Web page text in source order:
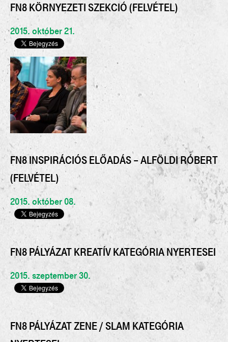
FN8 KÖRNYEZETI SZEKCIÓ (FELVÉTEL)
2015. október 21.
FN8 INSPIRÁCIÓS ELŐADÁS – ALFÖLDI RÓBERT
(FELVÉTEL)
2015. október 08.
FN8 PÁLYÁZAT KREATÍV KATEGÓRIA NYERTESEI
2015. szeptember 30.
FN8 PÁLYÁZAT ZENE / SLAM KATEGÓRIA